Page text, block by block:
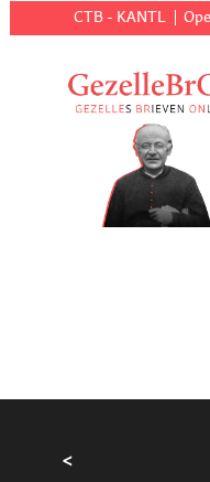
CTB - KANTL
<